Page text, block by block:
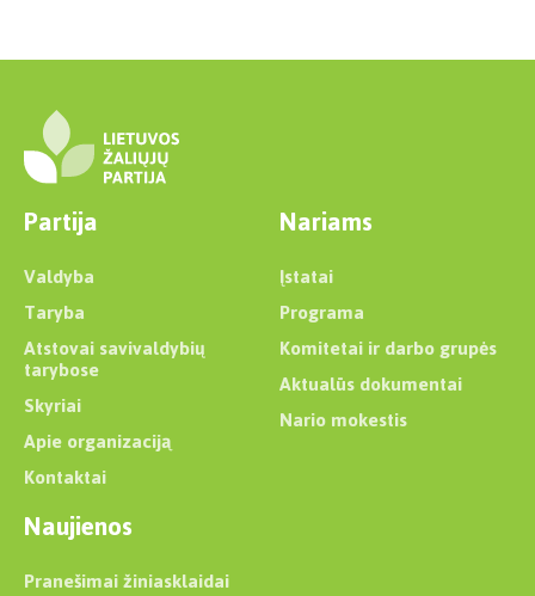
Partija
Valdyba
Taryba
Atstovai savivaldybių
tarybose
Skyriai
Apie organizaciją
Kontaktai
Nariams
Įstatai
Programa
Komitetai ir darbo grupės
Aktualūs dokumentai
Nario mokestis
Naujienos
Pranešimai žiniasklaidai